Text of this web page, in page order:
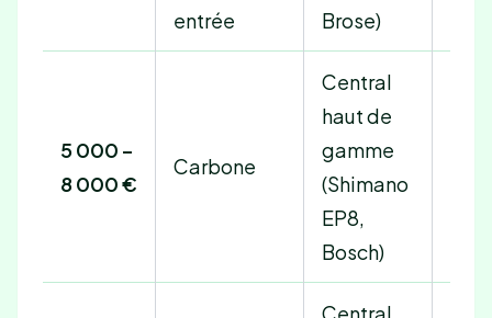
entrée
Brose)
5 000 –
8 000 €
Carbone
Central
haut de
gamme
(Shimano
EP8,
Bosch)
Central